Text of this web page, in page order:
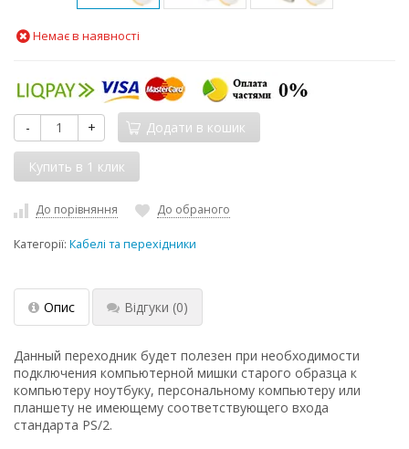
Немає в наявності
- + Додати в кошик
До порівняння До обраного
Категорії: Кабелі та перехідники
Опис Відгуки (0)
Данный переходник будет полезен при необходимости
подключения компьютерной мишки старого образца к
компьютеру ноутбуку, персональному компьютеру или
планшету не имеющему соответствующего входа
стандарта PS/2.